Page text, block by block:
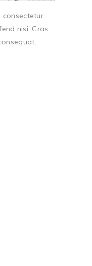
consectetur
nisi. Cras